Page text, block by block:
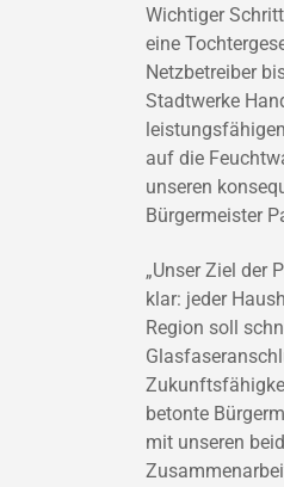
Wichtiger
eine
Netzbetreiber
Stadtwerke
auf die
unseren
Bürgermeister
„Unser Ziel der
klar: jeder
Region soll
betonte
mit unseren